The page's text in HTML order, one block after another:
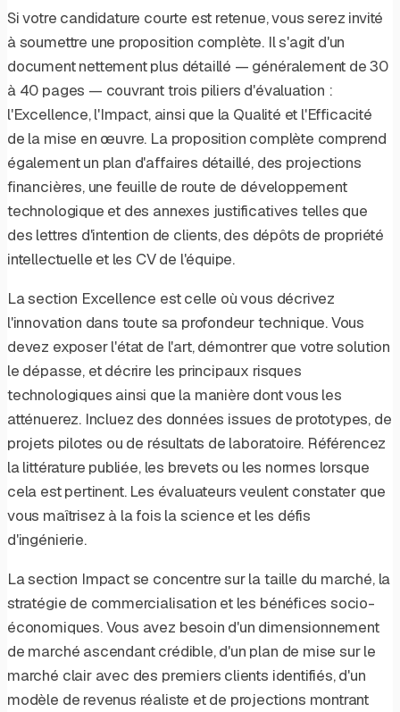
Si votre candidature courte est retenue, vous serez invité
à soumettre une proposition complète. Il s'agit d'un
document nettement plus détaillé — généralement de 30
à 40 pages — couvrant trois piliers d'évaluation :
l'Excellence, l'Impact, ainsi que la Qualité et l'Efficacité
de la mise en œuvre. La proposition complète comprend
également un plan d'affaires détaillé, des projections
financières, une feuille de route de développement
technologique et des annexes justificatives telles que
des lettres d'intention de clients, des dépôts de propriété
intellectuelle et les CV de l'équipe.
La section Excellence est celle où vous décrivez
l'innovation dans toute sa profondeur technique. Vous
devez exposer l'état de l'art, démontrer que votre solution
le dépasse, et décrire les principaux risques
technologiques ainsi que la manière dont vous les
atténuerez. Incluez des données issues de prototypes, de
projets pilotes ou de résultats de laboratoire. Référencez
la littérature publiée, les brevets ou les normes lorsque
cela est pertinent. Les évaluateurs veulent constater que
vous maîtrisez à la fois la science et les défis
d'ingénierie.
La section Impact se concentre sur la taille du marché, la
stratégie de commercialisation et les bénéfices socio-
économiques. Vous avez besoin d'un dimensionnement
de marché ascendant crédible, d'un plan de mise sur le
marché clair avec des premiers clients identifiés, d'un
modèle de revenus réaliste et de projections montrant